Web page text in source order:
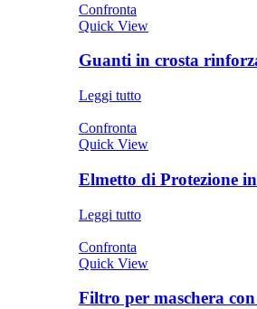
Confronta
Quick View
Guanti in crosta
Leggi tutto
Confronta
Quick View
Elmetto di Protezione
Leggi tutto
Confronta
Quick View
Filtro per maschera